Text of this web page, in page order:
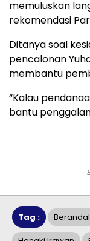
memuluskan
rekomendasi
Ditanya soal
pencalonan
membantu
“Kalau
bantu
Tag :